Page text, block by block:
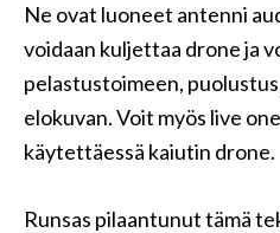
Ne ovat luoneet antenni
voidaan kuljettaa drone ja
pelastustoimeen,
elokuvan. Voit myös live
käytettäessä kaiutin drone.
Runsas pilaantunut tämä